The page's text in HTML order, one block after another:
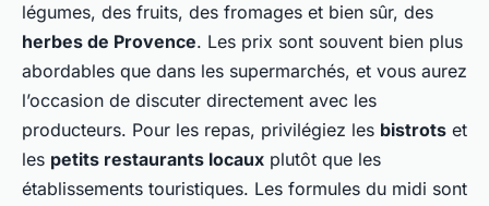
légumes, des fruits, des fromages et bien sûr, des
herbes de Provence. Les prix sont souvent bien plus
abordables que dans les supermarchés, et vous aurez
l’occasion de discuter directement avec les
producteurs. Pour les repas, privilégiez les bistrots et
les petits restaurants locaux plutôt que les
établissements touristiques. Les formules du midi sont